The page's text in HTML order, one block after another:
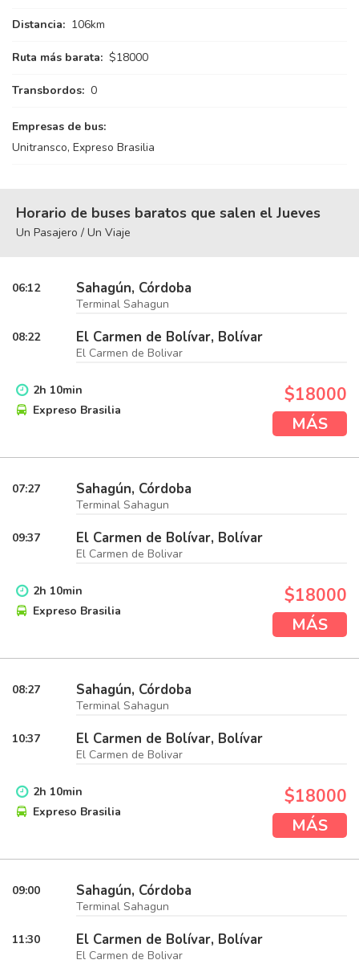
Distancia: 106km
Ruta más barata: $18000
Transbordos: 0
Empresas de bus:
Unitransco, Expreso Brasilia
Horario de buses baratos que salen el Jueves
Un Pasajero / Un Viaje
06:12 Sahagún, Córdoba
Terminal Sahagun
08:22 El Carmen de Bolívar, Bolívar
El Carmen de Bolivar
2h 10min
Expreso Brasilia
$18000
MÁS
07:27 Sahagún, Córdoba
Terminal Sahagun
09:37 El Carmen de Bolívar, Bolívar
El Carmen de Bolivar
2h 10min
Expreso Brasilia
$18000
MÁS
08:27 Sahagún, Córdoba
Terminal Sahagun
10:37 El Carmen de Bolívar, Bolívar
El Carmen de Bolivar
2h 10min
Expreso Brasilia
$18000
MÁS
09:00 Sahagún, Córdoba
Terminal Sahagun
11:30 El Carmen de Bolívar, Bolívar
El Carmen de Bolivar